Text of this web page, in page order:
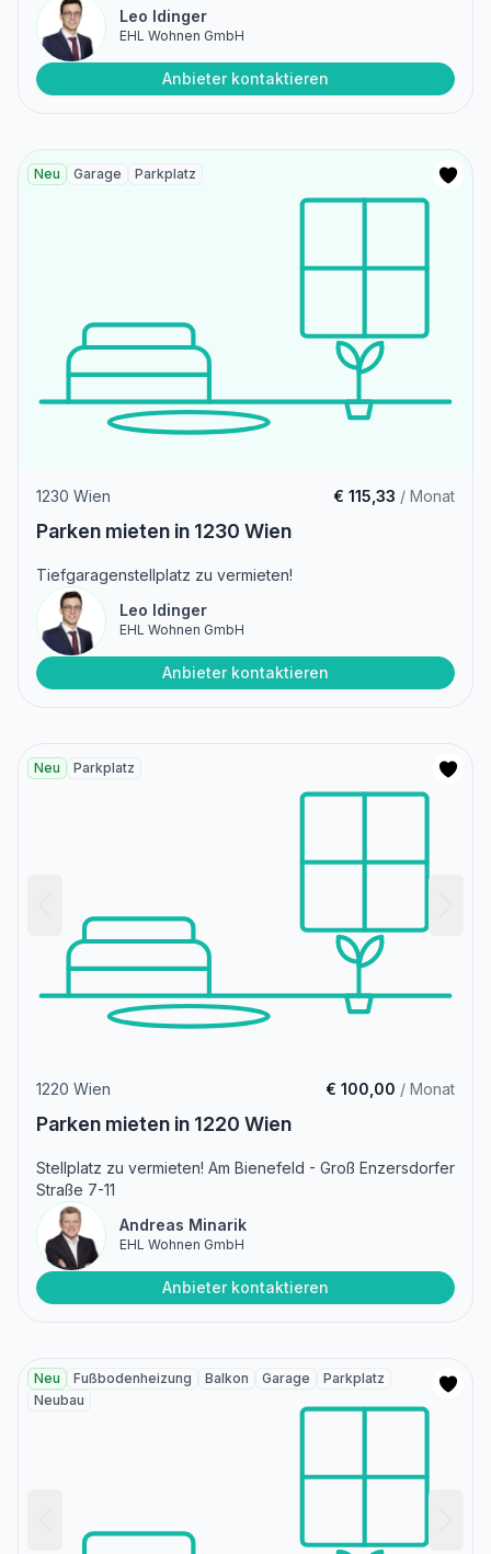
Leo Idinger
EHL Wohnen GmbH
Anbieter kontaktieren
Neu Garage Parkplatz
1230 Wien € 115,33 / Monat
Parken mieten in 1230 Wien
Tiefgaragenstellplatz zu vermieten!
Leo Idinger
EHL Wohnen GmbH
Anbieter kontaktieren
Neu Parkplatz
1220 Wien € 100,00 / Monat
Parken mieten in 1220 Wien
Stellplatz zu vermieten! Am Bienefeld - Groß Enzersdorfer
Straße 7-11
Andreas Minarik
EHL Wohnen GmbH
Anbieter kontaktieren
Neu Fußbodenheizung Balkon Garage
Parkplatz
Neubau